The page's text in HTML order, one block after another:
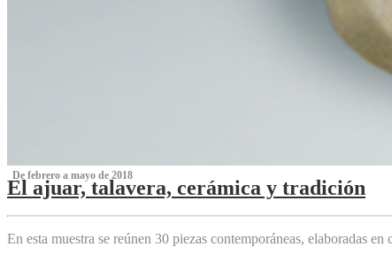
‌ De febrero a mayo de 2018
El ajuar, talavera, cerámica y tradición
‌
En esta muestra se reúnen 30 piezas contemporáneas, elaboradas